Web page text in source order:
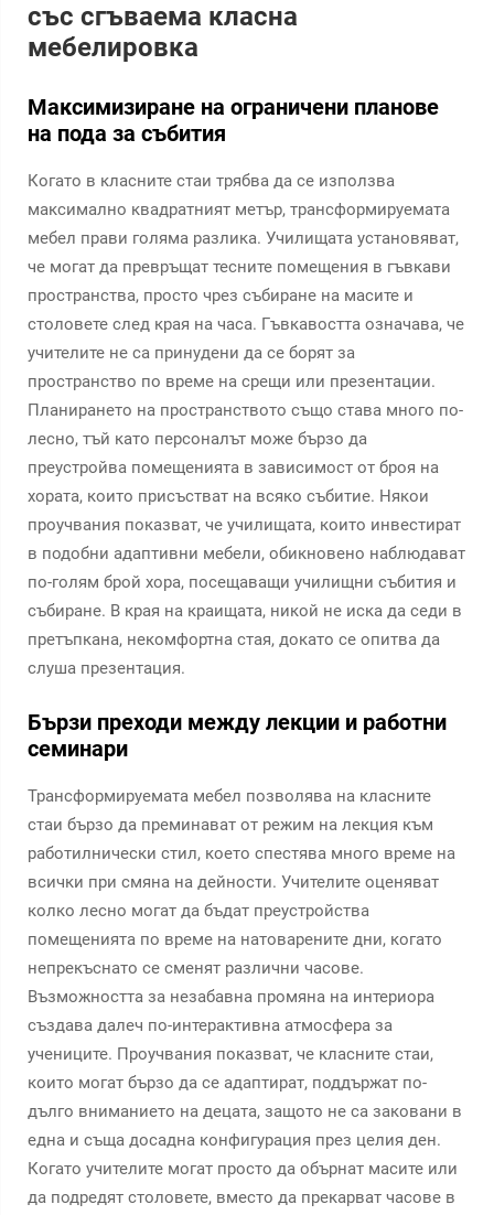
със сгъваема класна
мебелировка
Максимизиране на ограничени планове
на пода за събития
Когато в класните стаи трябва да се използва
максимално квадратният метър, трансформируемата
мебел прави голяма разлика. Училищата установяват,
че могат да превръщат тесните помещения в гъвкави
пространства, просто чрез събиране на масите и
столовете след края на часa. Гъвкавостта означава, че
учителите не са принудени да се борят за
пространство по време на срещи или презентации.
Планирането на пространството също става много по-
лесно, тъй като персоналът може бързо да
преустройва помещенията в зависимост от броя на
хората, които присъстват на всяко събитие. Някои
проучвания показват, че училищата, които инвестират
в подобни адаптивни мебели, обикновено наблюдават
по-голям брой хора, посещаващи училищни събития и
събиране. В края на краищата, никой не иска да седи в
претъпкана, некомфортна стая, докато се опитва да
слуша презентация.
Бързи преходи между лекции и работни
семинари
Трансформируемата мебел позволява на класните
стаи бързо да преминават от режим на лекция към
работилнически стил, което спестява много време на
всички при смяна на дейности. Учителите оценяват
колко лесно могат да бъдат преустройства
помещенията по време на натоварените дни, когато
непрекъснато се сменят различни часове.
Възможността за незабавна промяна на интериора
създава далеч по-интерактивна атмосфера за
учениците. Проучвания показват, че класните стаи,
които могат бързо да се адаптират, поддържат по-
дълго вниманието на децата, защото не са заковани в
една и съща досадна конфигурация през целия ден.
Когато учителите могат просто да обърнат масите или
да подредят столовете, вместо да прекарват часове в